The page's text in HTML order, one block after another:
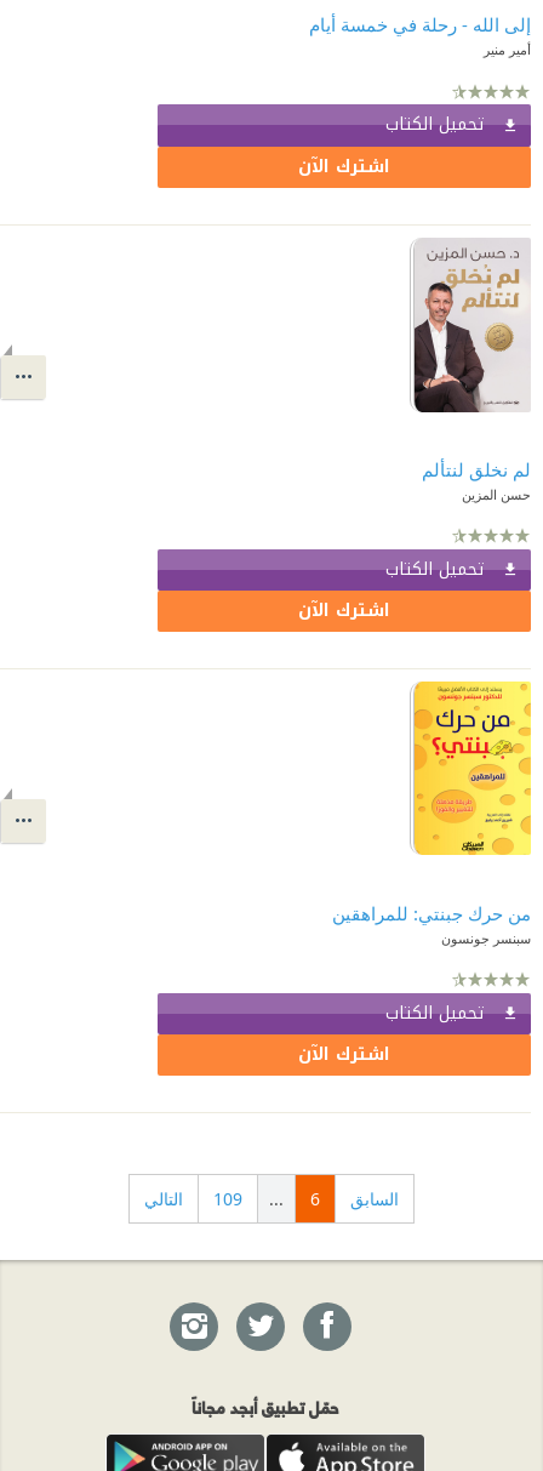
إلى الله - رحلة في خمسة أيام
أمير منير
تحميل الكتاب
اشترك الآن
لم نخلق لنتألم
حسن المزين
تحميل الكتاب
اشترك الآن
من حرك جبنتي: للمراهقين
سبنسر جونسون
تحميل الكتاب
اشترك الآن
السابق 6
...
109 التالي
حمّل تطبيق أبجد مجاناً